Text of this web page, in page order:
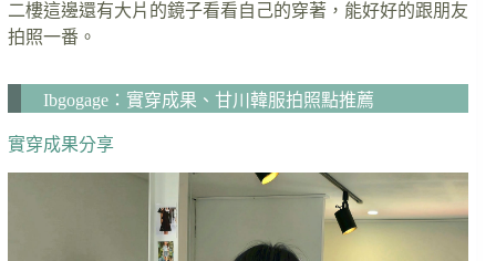
二樓這邊還有大片的鏡子看看自己的穿著，能好好的跟朋友
拍照一番。
Ibgogage：實穿成果、甘川韓服拍照點推薦
實穿成果分享